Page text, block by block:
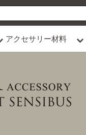
アクセサリー材料